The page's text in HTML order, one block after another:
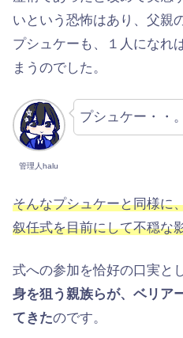
いという恐怖はあり、父親
プシュケーも、１人になれ
まうのでした。
管理人halu
プシュケー・・。
そんなプシュケーと同様に
叙任式を目前にして不穏な
式への参加を恰好の口実と
身を狙う親族らが、ベリア
てきたのです。